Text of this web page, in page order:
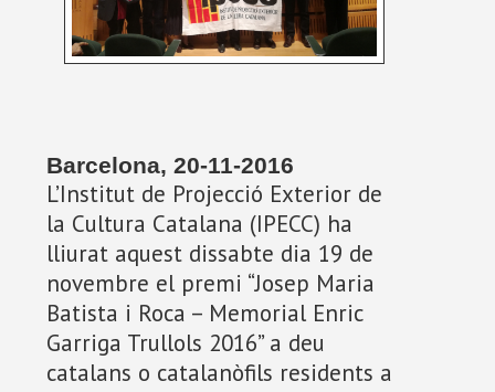
Barcelona, 20-11-2016
L’Institut de Projecció Exterior de
la Cultura Catalana (IPECC) ha
lliurat aquest dissabte dia 19 de
novembre el premi “Josep Maria
Batista i Roca – Memorial Enric
Garriga Trullols 2016” a deu
catalans o catalanòfils residents a